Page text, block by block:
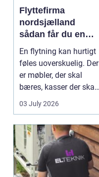
Flyttefirma
nordsjælland
sådan får du en
tryg og effektiv
flytning
En flytning kan hurtigt
føles uoverskuelig. Der
er møbler, der skal
bæres, kasser der skal
pakkes, o...
03 July 2026